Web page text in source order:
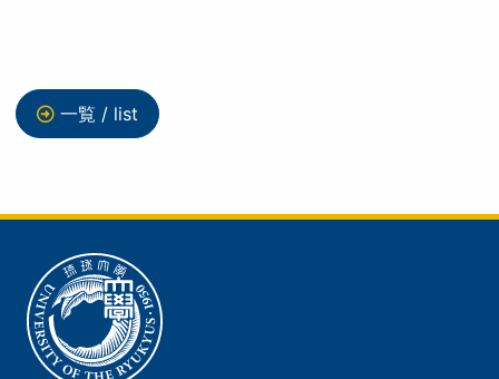
一覧 / list